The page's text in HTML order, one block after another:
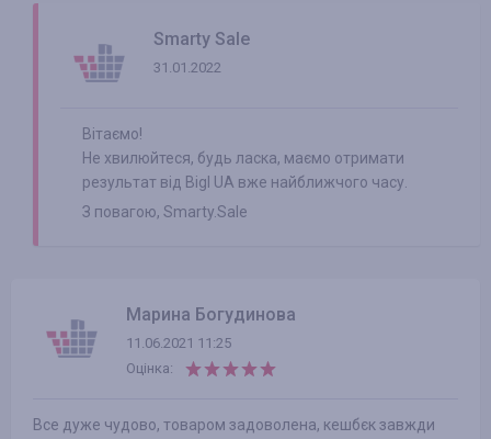
Smarty Sale
31.01.2022
Вітаємо!
Не хвилюйтеся, будь ласка, маємо отримати
результат від Bigl UA вже найближчого часу.
З повагою, Smarty.Sale
Марина Богудинова
11.06.2021 11:25
Оцінка:
Все дуже чудово, товаром задоволена, кешбєк завжди